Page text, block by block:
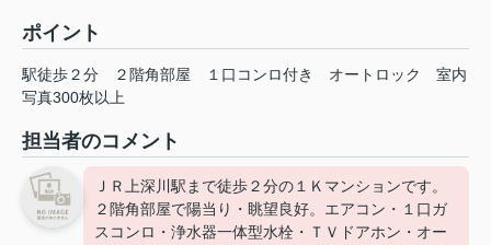
ポイント
駅徒歩２分 ２階角部屋 １口コンロ付き オートロック
室内
写真300枚以上
担当者のコメント
ＪＲ上深川駅まで徒歩２分の１Ｋマンションです。
２階角部屋で陽当り・眺望良好。エアコン・１口ガ
スコンロ・浄水器一体型水栓・ＴＶドアホン・オー